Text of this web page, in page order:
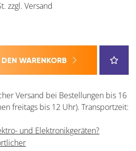
zzgl. Versand
DEN WARENKORB
Versand bei Bestellungen bis 16
freitags bis 12 Uhr). Transportzeit:
und Elektronikgeräten?